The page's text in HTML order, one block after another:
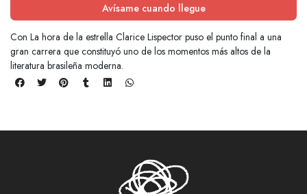
Avísame cuando llegue
Con La hora de la estrella Clarice Lispector puso el punto final a una
gran carrera que constituyó uno de los momentos más altos de la
literatura brasileña moderna.